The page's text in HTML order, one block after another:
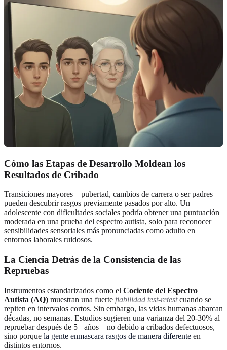
Cómo las Etapas de Desarrollo Moldean los
Resultados de Cribado
Transiciones mayores—pubertad, cambios de carrera o ser padres—
pueden descubrir rasgos previamente pasados por alto. Un
adolescente con dificultades sociales podría obtener una puntuación
moderada en una prueba del espectro autista, solo para reconocer
sensibilidades sensoriales más pronunciadas como adulto en
entornos laborales ruidosos.
La Ciencia Detrás de la Consistencia de las
Repruebas
Instrumentos estandarizados como el Cociente del Espectro
Autista (AQ) muestran una fuerte fiabilidad test-retestcuando se
repiten en intervalos cortos. Sin embargo, las vidas humanas abarcan
décadas, no semanas. Estudios sugieren una varianza del 20-30% al
repruebar después de 5+ años—no debido a cribados defectuosos,
sino porque la gente enmascara rasgos de manera diferente en
distintos entornos.